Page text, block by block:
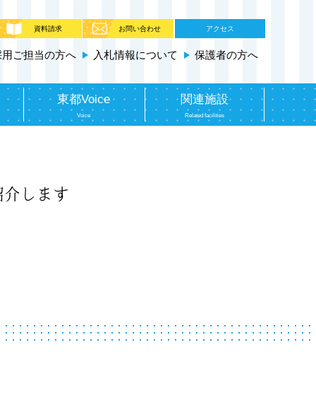
資料請求 お問い合わせ アクセス
用ご担当の方へ 入札情報について 保護者の方へ
東都Voice
Voice
関連施設
Related facilities
します